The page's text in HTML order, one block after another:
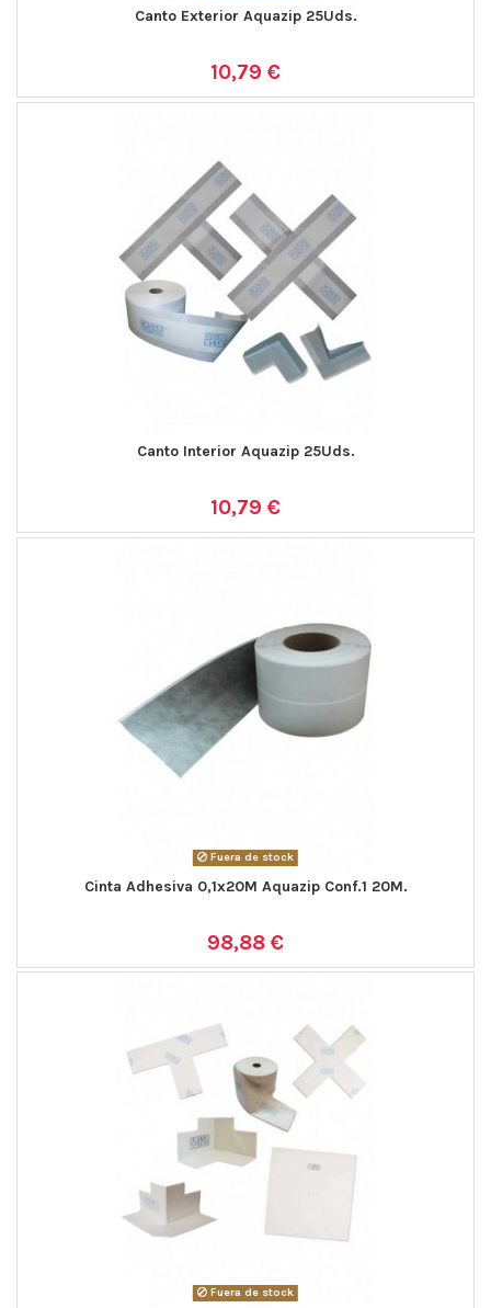
Canto Exterior Aquazip 25Uds.
10,79 €
Canto Interior Aquazip 25Uds.
10,79 €
Fuera de stock
Cinta Adhesiva 0,1x20M Aquazip Conf.1 20M.
98,88 €
Fuera de stock